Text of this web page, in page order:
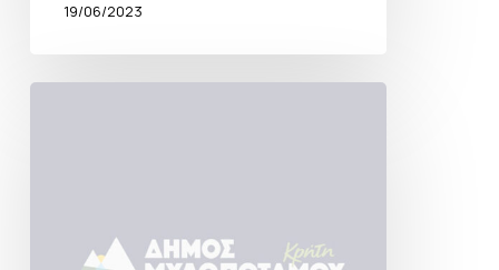
19/06/2023
Κανονιστική